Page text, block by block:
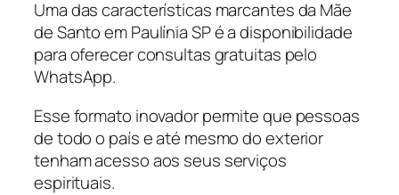
Uma das características marcantes da Mãe
de Santo em Paulínia SP é a disponibilidade
para oferecer consultas gratuitas pelo
WhatsApp.
Esse formato inovador permite que pessoas
de todo o país e até mesmo do exterior
tenham acesso aos seus serviços
espirituais.